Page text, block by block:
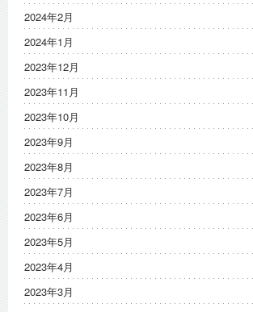
2024年2月
2024年1月
2023年12月
2023年11月
2023年10月
2023年9月
2023年8月
2023年7月
2023年6月
2023年5月
2023年4月
2023年3月